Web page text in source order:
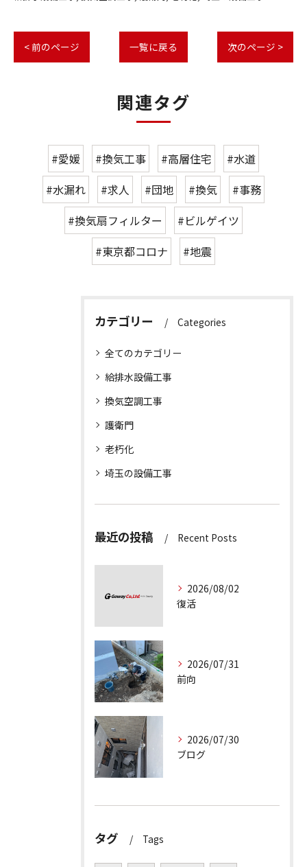
< 前のページ 一覧に戻る 次のページ >
関連タグ
#愛媛 #換気工事 #高層住宅
#水道
#水漏れ
#求人 #団地 #換気
#事務
#換気扇フィルター
#ビルゲイツ
#東京都コロナ
#地震
カテゴリー Categories
全てのカテゴリー
給排水設備工事
換気空調工事
護衛門
老朽化
埼玉の設備工事
最近の投稿 Recent Posts
2026/08/02
復活
2026/07/31
前向
2026/07/30
ブログ
タグ Tags